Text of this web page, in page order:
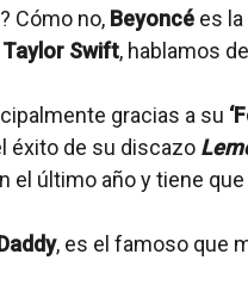
Cómo no, Beyoncé es
Taylor Swift, hablamos
gracias a su
éxito de su discazo
el último año y tiene
, es el famoso que